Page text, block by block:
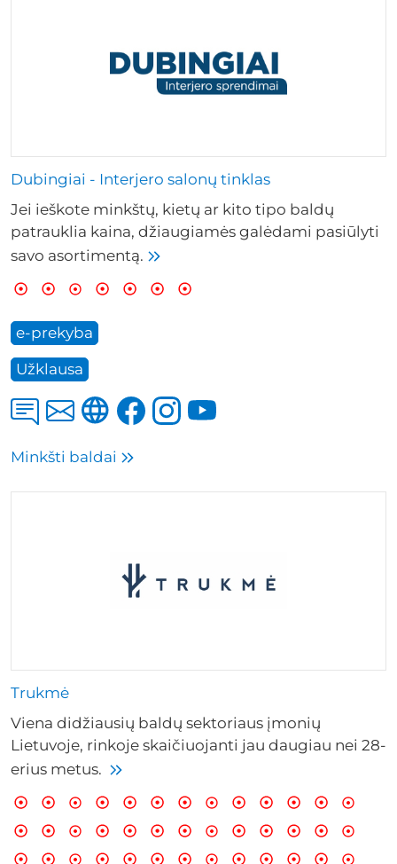
Dubingiai - Interjero salonų tinklas
Jei ieškote minkštų, kietų ar kito tipo baldų
patrauklia kaina, džiaugiamės galėdami pasiūlyti
savo asortimentą.
e-prekyba
Užklausa
Minkšti baldai
Trukmė
Viena didžiausių baldų sektoriaus įmonių
Lietuvoje, rinkoje skaičiuojanti jau daugiau nei 28-
erius metus.